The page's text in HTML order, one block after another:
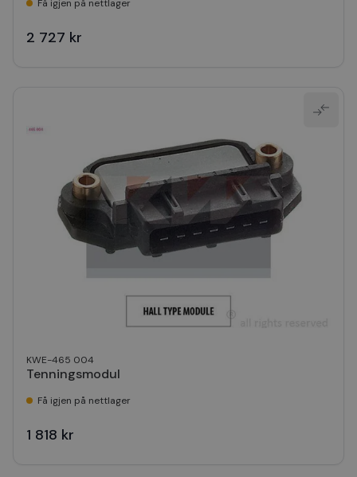
Få igjen på nettlager
2 727 kr
KWE-465 004
Tenningsmodul
Få igjen på nettlager
1 818 kr